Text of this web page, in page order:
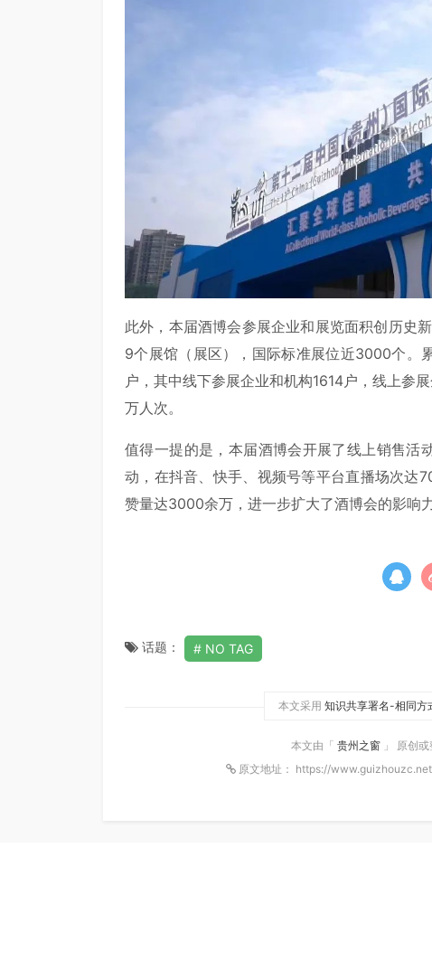
此外，本届酒博会参展企业和展览面积创历史
9个展馆（展区），国际标准展位近3000个。
户，其中线下参展企业和机构1614户，线上参
万人次。
值得一提的是，本届酒博会开展了线上销售活
动，在抖音、快手、视频号等平台直播场次达
赞量达3000余万，进一步扩大了酒博会的影响
话题： NO TAG
本文采用 知识共享署名-相同方
本文由「 贵州之窗 」 原创
原文地址： https://